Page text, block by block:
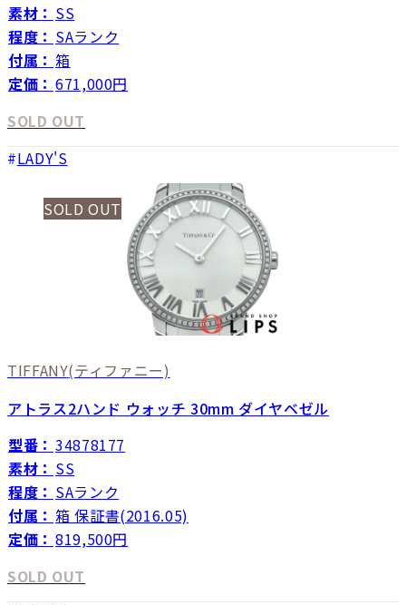
素材： SS
程度： SAランク
付属： 箱
定価： 671,000円
SOLD OUT
LADY'S
SOLD OUT
TIFFANY(ティファニー)
アトラス2ハンド ウォッチ 30mm ダイヤベゼル
型番： 34878177
素材： SS
程度： SAランク
付属： 箱 保証書(2016.05)
定価： 819,500円
SOLD OUT